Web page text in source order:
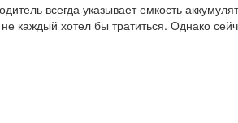
всегда указывает емкость
каждый хотел бы тратиться. Однако